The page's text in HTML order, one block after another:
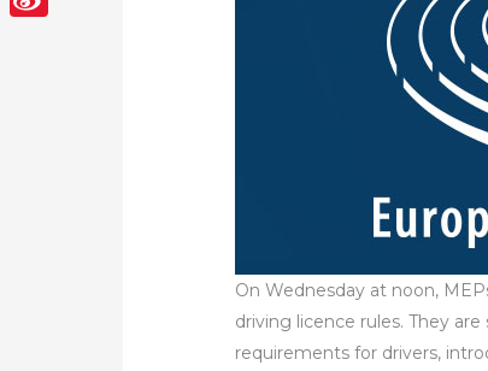
On Wednesday at noon,
driving licence rules. They
requirements for drivers,